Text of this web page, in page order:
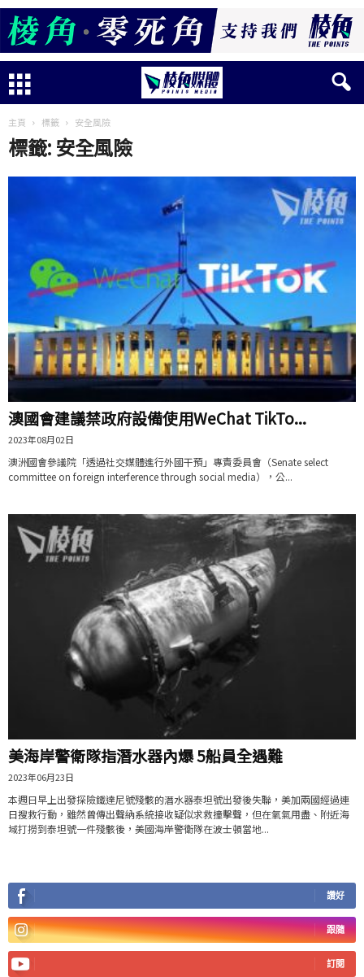
主頁 標籤 安全風險
標籤: 安全風險
澳國會建議禁政府設備使用WeChat TikTo...
2023年08月02日
澳洲國會參議院「透過社交媒體進行外國干預」專責委員會（Senate select
committee on foreign interference through social media），公...
美海岸警衛隊指潛水器內爆 5船員全遇難
2023年06月23日
本週日早上出發探險鐵達尼號殘骸的潛水器泰坦號出發後失聯，美加兩國經過連
日搜救行動，雖然曾傳出聲納系統接收疑似求救撞擊聲，但在氧氣用盡、附近海
域打撈到泰坦號一件殘骸後，美國海岸警衛隊在波士頓當地...
讚好
跟隨
訂閱